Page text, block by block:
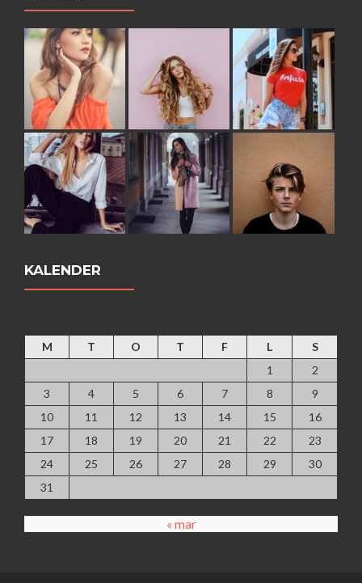
KALENDER
M T O T F L
S
1
2
3
4 5 6 7 8
9
10
11 12 13 14 15
16
17
18 19 20 21 22
23
24
25 26 27 28 29
30
31
« mar